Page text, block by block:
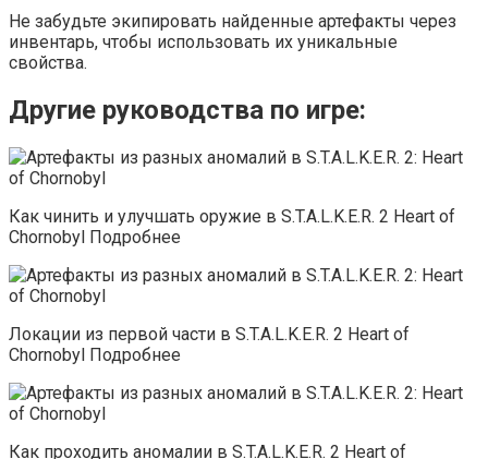
Не забудьте экипировать найденные артефакты через
инвентарь, чтобы использовать их уникальные
свойства.
Другие руководства по игре:
Как чинить и улучшать оружие в S.T.A.L.K.E.R. 2 Heart of
Chornobyl Подробнее
Локации из первой части в S.T.A.L.K.E.R. 2 Heart of
Chornobyl Подробнее
Как проходить аномалии в S.T.A.L.K.E.R. 2 Heart of